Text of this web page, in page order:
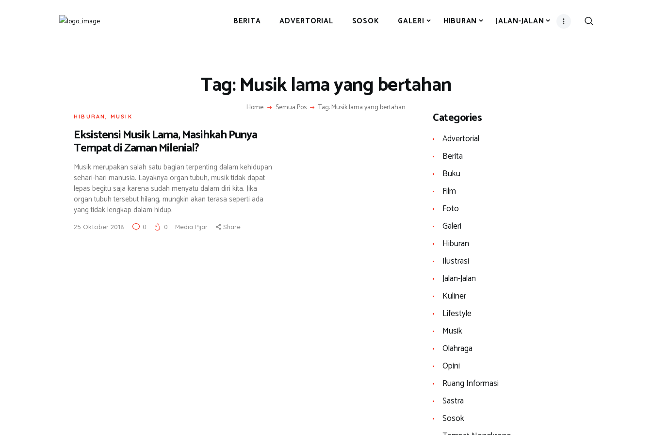
BERITA ADVERTORIAL SOSOK GALERI HIBURAN JALAN-JALAN
Tag: Musik lama yang bertahan
Home Semua Pos Tag: Musik lama yang bertahan
ADVERTORIAL
HIBURAN
JALAN-JALAN
GAYA HIDUP
OLAHRAGA
OPINI
HIBURAN, MUSIK
Eksistensi Musik Lama, Masihkah Punya
Tempat di Zaman Milenial?
Musik merupakan salah satu bagian terpenting dalam kehidupan
sehari-hari manusia. Layaknya organ tubuh, musik tidak dapat
lepas begitu saja karena sudah menyatu dalam diri kita. Jika
organ tubuh tersebut hilang, mungkin akan terasa seperti ada
yang tidak lengkap dalam hidup.
25 Oktober 2018 0 0 Media Pijar Share
Categories
Advertorial
Berita
Buku
Film
Foto
Galeri
Hiburan
Ilustrasi
Jalan-Jalan
Kuliner
Lifestyle
Musik
Olahraga
Opini
Ruang Informasi
Sastra
Sosok